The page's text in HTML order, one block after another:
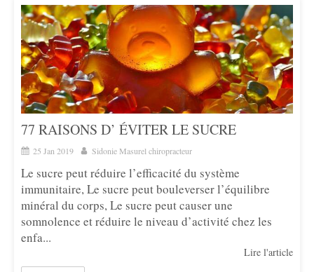
77 RAISONS D’ ÉVITER LE SUCRE
25 Jan 2019 Sidonie Masurel chiropracteur
Le sucre peut réduire l’efficacité du système
immunitaire, Le sucre peut bouleverser l’équilibre
minéral du corps, Le sucre peut causer une
somnolence et réduire le niveau d’activité chez les
enfa...
Lire l'article